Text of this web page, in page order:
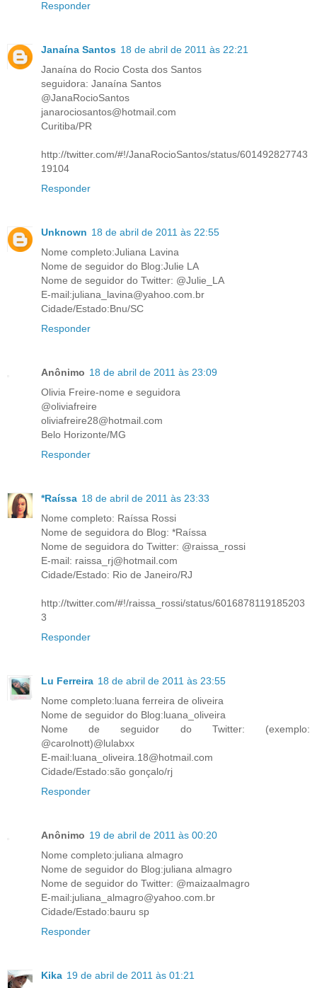
Responder
Janaína Santos 18 de abril de 2011 às 22:21
Janaína do Rocio Costa dos Santos
seguidora: Janaína Santos
@JanaRocioSantos
janarociosantos@hotmail.com
Curitiba/PR
http://twitter.com/#!/JanaRocioSantos/status/601492827743
19104
Responder
Unknown 18 de abril de 2011 às 22:55
Nome completo:Juliana Lavina
Nome de seguidor do Blog:Julie LA
Nome de seguidor do Twitter: @Julie_LA
E-mail:juliana_lavina@yahoo.com.br
Cidade/Estado:Bnu/SC
Responder
Anônimo 18 de abril de 2011 às 23:09
Olivia Freire-nome e seguidora
@oliviafreire
oliviafreire28@hotmail.com
Belo Horizonte/MG
Responder
*Raíssa 18 de abril de 2011 às 23:33
Nome completo: Raíssa Rossi
Nome de seguidora do Blog: *Raíssa
Nome de seguidora do Twitter: @raissa_rossi
E-mail: raissa_rj@hotmail.com
Cidade/Estado: Rio de Janeiro/RJ
http://twitter.com/#!/raissa_rossi/status/6016878119185203
3
Responder
Lu Ferreira 18 de abril de 2011 às 23:55
Nome completo:luana ferreira de oliveira
Nome de seguidor do Blog:luana_oliveira
Nome de seguidor do Twitter: (exemplo:
@carolnott)@lulabxx
E-mail:luana_oliveira.18@hotmail.com
Cidade/Estado:são gonçalo/rj
Responder
Anônimo 19 de abril de 2011 às 00:20
Nome completo:juliana almagro
Nome de seguidor do Blog:juliana almagro
Nome de seguidor do Twitter: @maizaalmagro
E-mail:juliana_almagro@yahoo.com.br
Cidade/Estado:bauru sp
Responder
Kika 19 de abril de 2011 às 01:21